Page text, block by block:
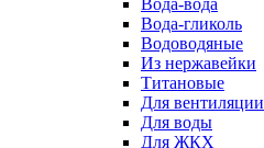
Вода-вода
Вода-гликоль
Водоводяные
Из нержавейки
Титановые
Для вентиляции
Для воды
Для ЖКХ